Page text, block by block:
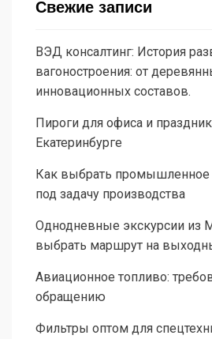
Свежие записи
ВЭД консалтинг: История
вагоностроения: от
инновационных составов.
Пироги для офиса и
Екатеринбурге
Как выбрать промышленное
под задачу производства
Однодневные экскурсии из
выбрать маршрут на
Авиационное топливо:
обращению
Фильтры оптом для